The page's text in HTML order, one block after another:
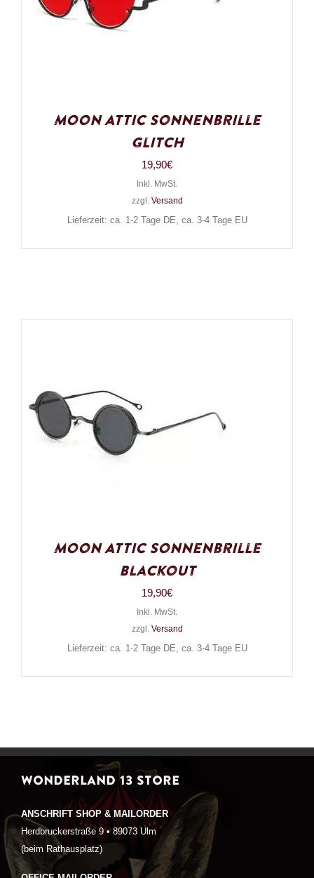
Moon Attic Sonnenbrille
Glitch
19,90€
Inkl. MwSt.
zzgl. Versand
Lieferzeit: ca. 1-2 Tage DE, ca. 3-4 Tage EU
Moon Attic Sonnenbrille
Blackout
19,90€
Inkl. MwSt.
zzgl. Versand
Lieferzeit: ca. 1-2 Tage DE, ca. 3-4 Tage EU
WONDERLAND 13 STORE
ANSCHRIFT SHOP & MAILORDER
Herdbruckerstraße 9 • 89073 Ulm
(beim Rathausplatz)